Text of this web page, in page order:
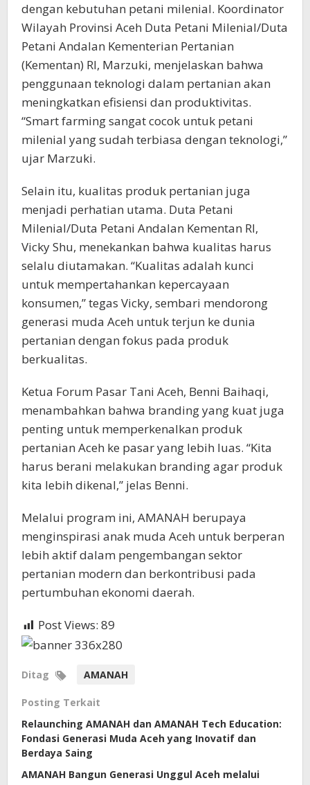
dengan kebutuhan petani milenial. Koordinator
Wilayah Provinsi Aceh Duta Petani Milenial/Duta
Petani Andalan Kementerian Pertanian
(Kementan) RI, Marzuki, menjelaskan bahwa
penggunaan teknologi dalam pertanian akan
meningkatkan efisiensi dan produktivitas.
“Smart farming sangat cocok untuk petani
milenial yang sudah terbiasa dengan teknologi,”
ujar Marzuki.
Selain itu, kualitas produk pertanian juga
menjadi perhatian utama. Duta Petani
Milenial/Duta Petani Andalan Kementan RI,
Vicky Shu, menekankan bahwa kualitas harus
selalu diutamakan. “Kualitas adalah kunci
untuk mempertahankan kepercayaan
konsumen,” tegas Vicky, sembari mendorong
generasi muda Aceh untuk terjun ke dunia
pertanian dengan fokus pada produk
berkualitas.
Ketua Forum Pasar Tani Aceh, Benni Baihaqi,
menambahkan bahwa branding yang kuat juga
penting untuk memperkenalkan produk
pertanian Aceh ke pasar yang lebih luas. “Kita
harus berani melakukan branding agar produk
kita lebih dikenal,” jelas Benni.
Melalui program ini, AMANAH berupaya
menginspirasi anak muda Aceh untuk berperan
lebih aktif dalam pengembangan sektor
pertanian modern dan berkontribusi pada
pertumbuhan ekonomi daerah.
Post Views: 89
Ditag AMANAH
Posting Terkait
Relaunching AMANAH dan AMANAH Tech Education:
Fondasi Generasi Muda Aceh yang Inovatif dan
Berdaya Saing
AMANAH Bangun Generasi Unggul Aceh melalui